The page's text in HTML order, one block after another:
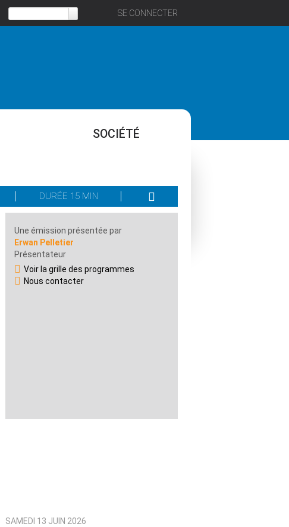
SE CONNECTER
SOCIÉTÉ
DURÉE 15 MIN
Une émission présentée par
Erwan Pelletier
Présentateur
Voir la grille des programmes
Nous contacter
SAMEDI 13 JUIN 2026